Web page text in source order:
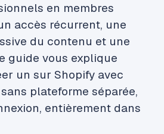
en membres
accès récurrent, une
du contenu et une
guide vous explique
un sur Shopify avec
plateforme séparée,
entièrement dans